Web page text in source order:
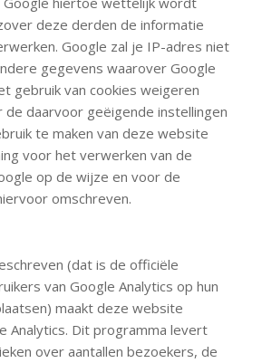
deze derden de informatie
Google zal je IP-adres niet
gegevens waarover Google
gebruik van cookies weigeren
daarvoor geëigende instellingen
te maken van deze website
voor het verwerken van de
op de wijze en voor de
omschreven.
(dat is de officiële
van Google Analytics op hun
maakt deze website
Analytics. Dit programma levert
over aantallen bezoekers, de